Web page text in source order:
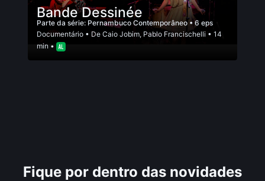
Bande Dessinée
Parte da série: Pernambuco Contemporâneo • 6 eps
Documentário • De Caio Jobim, Pablo Francischelli • 14
min •
Fique por dentro das novidades